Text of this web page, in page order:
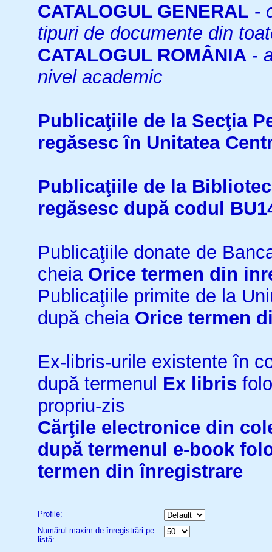
CATALOGUL GENERAL -
tipuri de documente din
CATALOGUL ROMÂNIA -
nivel academic
Publicaţiile de la Secţia
regăsesc în Unitatea
Publicaţiile de la
regăsesc după codul
Publicaţiile donate de
cheia Orice termen din
Publicaţiile primite de la
după cheia Orice termen
Ex-libris-urile existente în
după termenul Ex libris
propriu-zis
Cărţile electronice din
după termenul e-book
termen din înregistrare
Profile:
Numărul maxim de înregistrări pe
listă: